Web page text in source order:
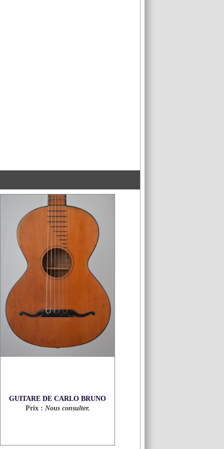
GUITARE DE CARLO BRUNO
Prix : Nous consulter.